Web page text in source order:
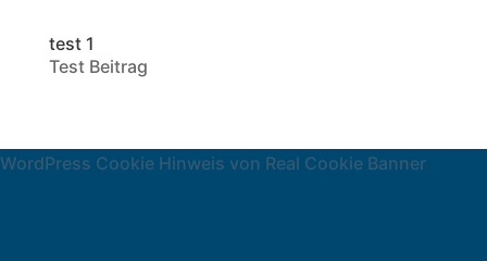
test 1
Test Beitrag
WordPress Cookie Hinweis von Real Cookie Banner